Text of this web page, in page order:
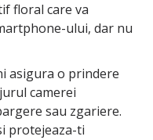
floral care va
ului, dar nu
asigura o prindere
camerei
sau zgariere.
protejeaza-ti